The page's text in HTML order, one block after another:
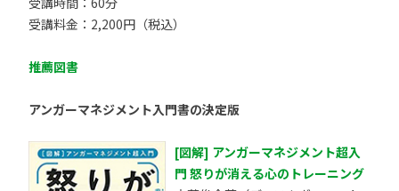
受講料金：2,200円（税込）
推薦図書
アンガーマネジメント入門書の決定版
[図解] アンガーマネジメント超入
門 怒りが消える心のトレーニング